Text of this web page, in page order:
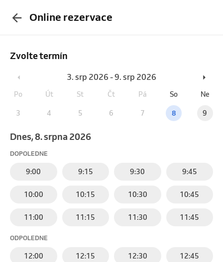
Online rezervace
Zvolte termín
3. srp 2026 - 9. srp 2026
Po Út St Čt Pá So Ne
3 4 5 6 7 8 9
Dnes, 8. srpna 2026
DOPOLEDNE
9:00 9:15 9:30 9:45
10:00 10:15 10:30 10:45
11:00 11:15 11:30 11:45
ODPOLEDNE
12:00 12:15 12:30 12:45